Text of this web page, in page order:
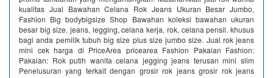
kualitas Jual Bawahan Celana Rok Jeans Ukuran Besar Jumbo,
Fashion Big bodybigsize Shop Bawahan koleksi bawahan ukuran
besar big size. jeans, legging, celana kerja, rok, celana pensil. khusus
bagi anda pemilik tubuh big size plus size jumbo size. Jual rok jeans
mini cek harga di PriceArea pricearea Fashion Pakaian Fashion:
Pakaian: Rok putih wanita celana jegging jeans terusan mini slim
Penelusuran yang terkait dengan grosir rok jeans grosir rok jeans